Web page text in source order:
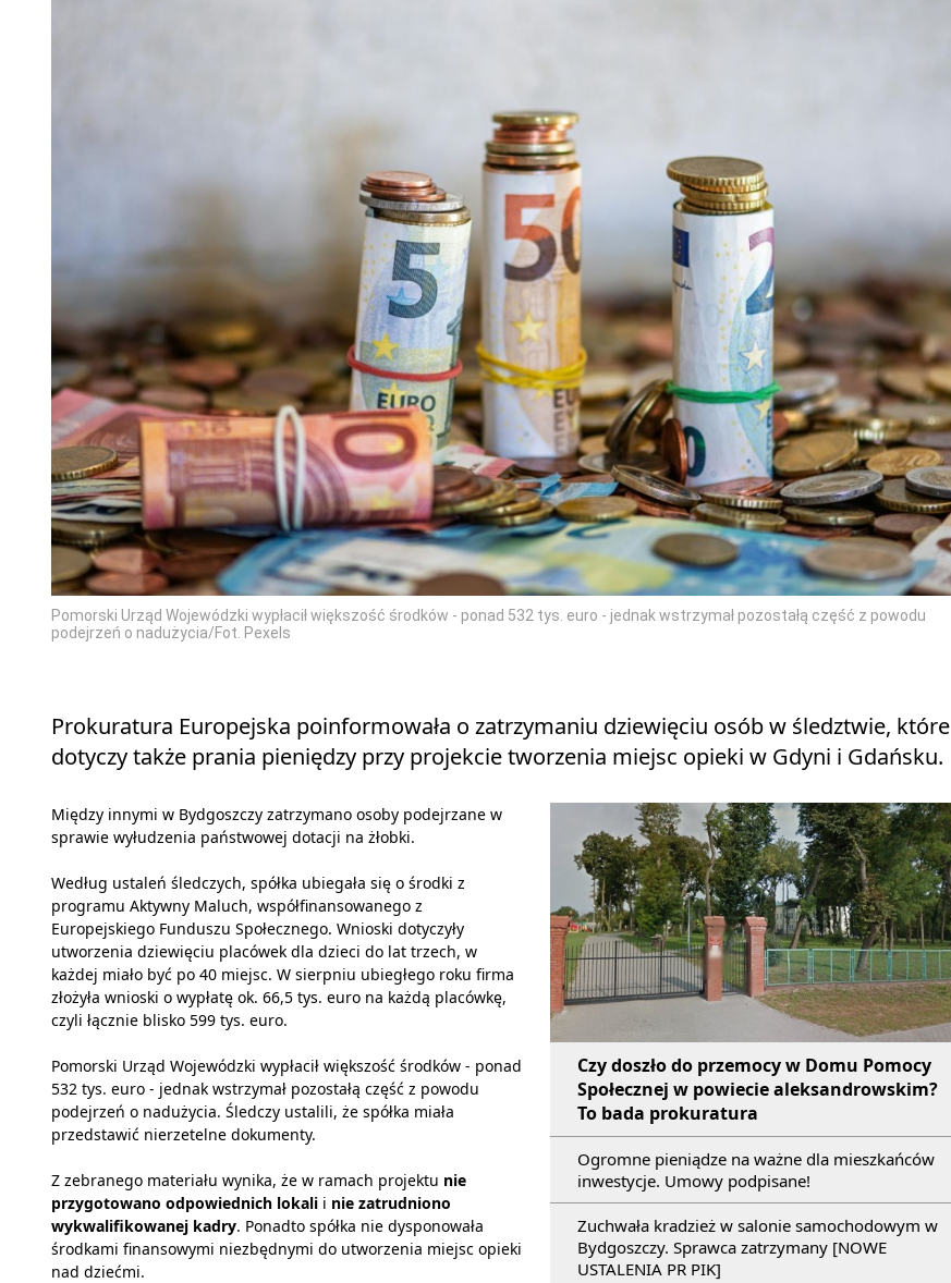
Pomorski Urząd Wojewódzki wypłacił większość środków - ponad 532 tys. euro - jednak wstrzymał pozostałą część z powodu
podejrzeń o nadużycia/Fot. Pexels
Prokuratura Europejska poinformowała o zatrzymaniu dziewięciu osób w śledztwie, które
dotyczy także prania pieniędzy przy projekcie tworzenia miejsc opieki w Gdyni i Gdańsku.
Czy doszło do przemocy w Domu Pomocy
Społecznej w powiecie aleksandrowskim?
To bada prokuratura
Ogromne pieniądze na ważne dla mieszkańców
inwestycje. Umowy podpisane!
Zuchwała kradzież w salonie samochodowym w
Bydgoszczy. Sprawca zatrzymany [NOWE
USTALENIA PR PIK]
Między innymi w Bydgoszczy zatrzymano osoby podejrzane w
sprawie wyłudzenia państwowej dotacji na żłobki.
Według ustaleń śledczych, spółka ubiegała się o środki z
programu Aktywny Maluch, współfinansowanego z
Europejskiego Funduszu Społecznego. Wnioski dotyczyły
utworzenia dziewięciu placówek dla dzieci do lat trzech, w
każdej miało być po 40 miejsc. W sierpniu ubiegłego roku firma
złożyła wnioski o wypłatę ok. 66,5 tys. euro na każdą placówkę,
czyli łącznie blisko 599 tys. euro.
Pomorski Urząd Wojewódzki wypłacił większość środków - ponad
532 tys. euro - jednak wstrzymał pozostałą część z powodu
podejrzeń o nadużycia. Śledczy ustalili, że spółka miała
przedstawić nierzetelne dokumenty.
Z zebranego materiału wynika, że w ramach projektu nie
przygotowano odpowiednich lokali i nie zatrudniono
wykwalifikowanej kadry. Ponadto spółka nie dysponowała
środkami finansowymi niezbędnymi do utworzenia miejsc opieki
nad dziećmi.